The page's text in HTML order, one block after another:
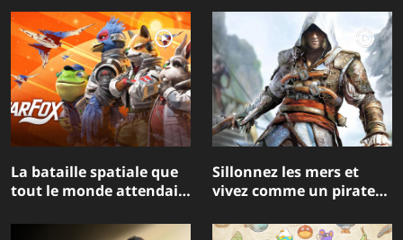
de l’histoire de la Xbox
d’aventure avec
Splatoon Raiders
La bataille spatiale que
tout le monde attendait
en force sur Nintendo
Sillonnez les mers et
vivez comme un pirate
Black Flag Resynced